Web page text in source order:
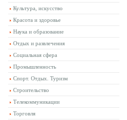
Культура, искусство
Красота и здоровье
Наука и образование
Отдых и развлечения
Социальная сфера
Промышленность
Спорт. Отдых. Туризм
Строительство
Телекоммуникации
Торговля